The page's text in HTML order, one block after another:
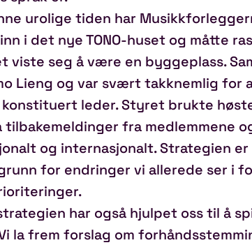
urolige tiden har
i det nye TONO‑huset og måtte
viste seg å være en byggeplass.
Lieng og var svært takknemlig for
konstituert leder. Styret brukte
tilbakemeldinger fra medlemmene
og internasjonalt. Strategien
for endringer vi allerede ser i
har også hjulpet oss til å
la frem forslag om